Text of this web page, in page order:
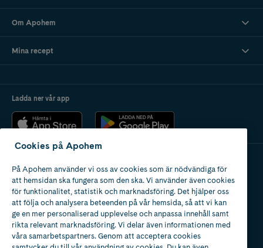
Om Apohem
Mina recept
Ladda ner vår app
Apotek med tillstånd
av Läkemedelsverket
Cookies på Apohem
På Apohem använder vi oss av cookies som är nödvändiga för
att hemsidan ska fungera som den ska. Vi använder även cookies
för funktionalitet, statistik och marknadsföring. Det hjälper oss
att följa och analysera beteenden på vår hemsida, så att vi kan
ge en mer personaliserad upplevelse och anpassa innehåll samt
rikta relevant marknadsföring. Vi delar även informationen med
våra samarbetspartners. Genom att acceptera cookies